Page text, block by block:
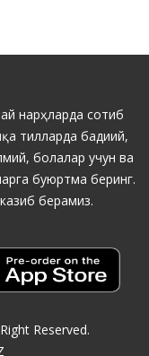
нарҳларда сотиб
тилларда бадиий,
болалар учун ва
буюртма беринг.
берамиз.
Reserved.